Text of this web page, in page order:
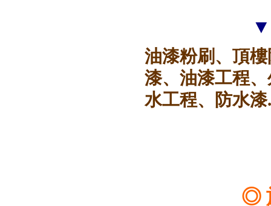
油漆粉刷、頂
漆、油漆工程
水工程、防水漆
◎